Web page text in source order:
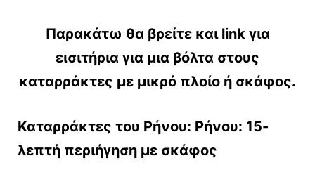
Παρακάτω θα βρείτε και link για
εισιτήρια για μια βόλτα στους
καταρράκτες με μικρό πλοίο ή σκάφος.
Καταρράκτες του Ρήνου: Ρήνου: 15-
λεπτή περιήγηση με σκάφος